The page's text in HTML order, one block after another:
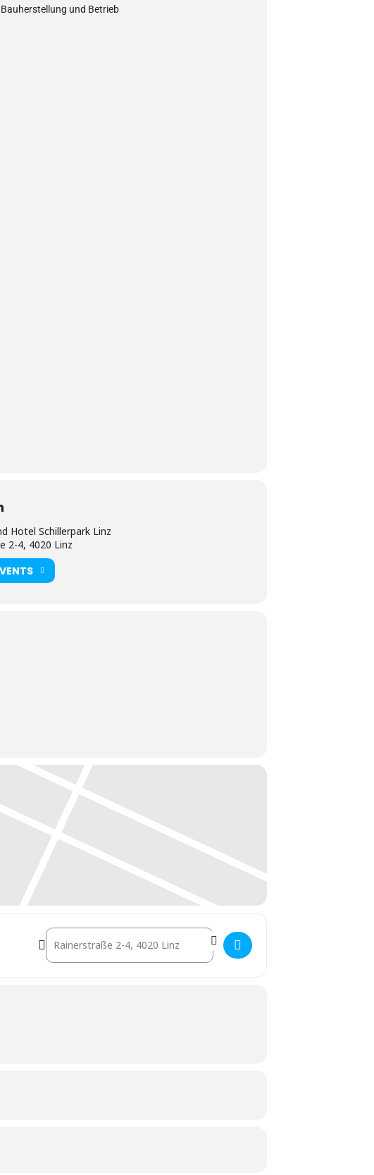
und Betrieb
Hotel Schillerpark Linz
2-4, 4020 Linz
Destination Address - Holzbau in der Immobilienentwicklung